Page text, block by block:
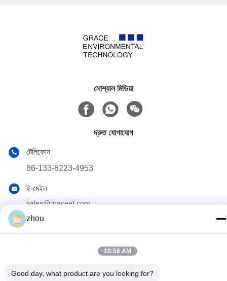
সোশ্যাল মিডিয়া
দ্রুত যোগাযোগ
টেলিফোন
86-133-8223-4953
ই-মেইল
sales@graceet.com
ঠিকানা
নং ৩৩৩৩ জিনচেং পূর্ব রোড, জিনওয়ু জেলা, ওউসি সিটি, জিয়াংসু প্রদেশ, চীন
zhou
10:58 AM
Good day, what product are you looking for?